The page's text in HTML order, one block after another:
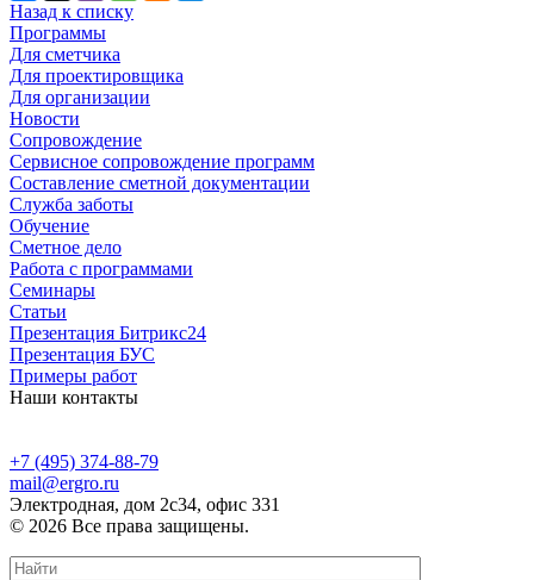
Назад к списку
Программы
Для сметчика
Для проектировщика
Для организации
Новости
Сопровождение
Сервисное сопровождение программ
Составление сметной документации
Служба заботы
Обучение
Сметное дело
Работа с программами
Семинары
Статьи
Презентация Битрикс24
Презентация БУС
Примеры работ
Наши контакты
+7 (495) 374-88-79
mail@ergro.ru
Электродная, дом 2с34, офис 331
© 2026 Все права защищены.